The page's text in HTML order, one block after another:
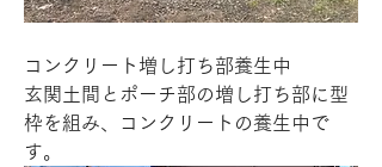
コンクリート増し打ち部養生中
玄関土間とポーチ部の増し打ち部に型
枠を組み、コンクリートの養生中で
す。